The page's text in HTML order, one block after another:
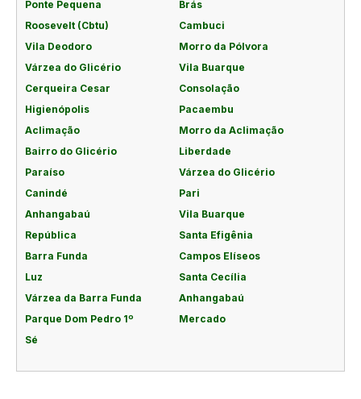
Ponte Pequena
Brás
Roosevelt (Cbtu)
Cambuci
Vila Deodoro
Morro da Pólvora
Várzea do Glicério
Vila Buarque
Cerqueira Cesar
Consolação
Higienópolis
Pacaembu
Aclimação
Morro da Aclimação
Bairro do Glicério
Liberdade
Paraíso
Várzea do Glicério
Canindé
Pari
Anhangabaú
Vila Buarque
República
Santa Efigênia
Barra Funda
Campos Elíseos
Luz
Santa Cecília
Várzea da Barra Funda
Anhangabaú
Parque Dom Pedro 1º
Mercado
Sé